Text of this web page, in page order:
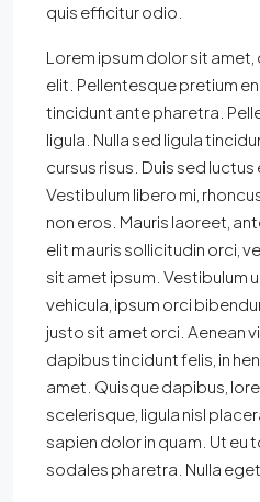
quis efficitur odio.
Lorem ipsum dolor sit
elit. Pellentesque pretium
tincidunt ante pharetra.
ligula. Nulla sed ligula
cursus risus. Duis sed luctus
Vestibulum libero mi,
non eros. Mauris laoreet,
elit mauris sollicitudin orci,
sit amet ipsum. Vestibulum
vehicula, ipsum orci
justo sit amet orci. Aenean
dapibus tincidunt felis, in
amet. Quisque dapibus,
scelerisque, ligula nisl
sapien dolor in quam. Ut eu
sodales pharetra. Nulla